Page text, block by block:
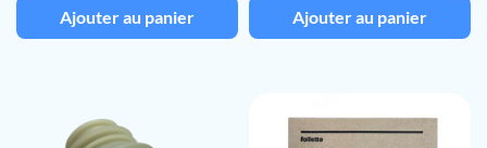
Ajouter au panier Ajouter au panier